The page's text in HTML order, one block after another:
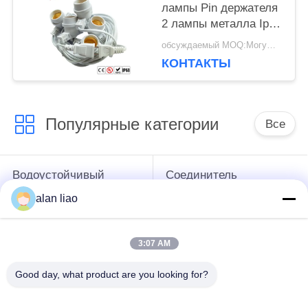
лампы Pin держателя
2 лампы металла Ip67
Ip68 300v E27
обсуждаемый MOQ:Могущий быть предметом переговоров
КОНТАКТЫ
Популярные категории Все
Водоустойчивый
круговой
соединитель
Соединитель
данных
Э27
alan liao
3:07 AM
Good day, what product are you looking for?